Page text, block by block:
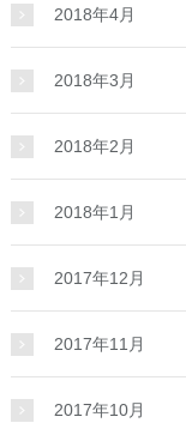
2018年4月
2018年3月
2018年2月
2018年1月
2017年12月
2017年11月
2017年10月